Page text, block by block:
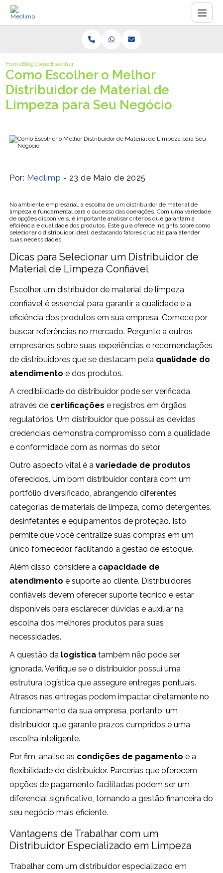
HomeBlogComo Escolher o Melhor Distribuidor de Material de Limpeza para
Como Escolher o Melhor
Distribuidor de Material de
Limpeza para Seu Negócio
Por: Medlimp - 23 de Maio de 2025
No ambiente empresarial, a escolha de um distribuidor de material de
limpeza é fundamental para o sucesso das operações. Com uma variedade
de opções disponíveis, é importante analisar critérios que garantam a
eficiência e qualidade dos produtos. Este guia oferece insights sobre como
selecionar o distribuidor ideal, destacando fatores cruciais para atender
suas necessidades.
Dicas para Selecionar um Distribuidor de
Material de Limpeza Confiável
Escolher um distribuidor de material de limpeza
confiável é essencial para garantir a qualidade e a
eficiência dos produtos em sua empresa. Comece por
buscar referências no mercado. Pergunte a outros
empresários sobre suas experiências e recomendações
de distribuidores que se destacam pela qualidade do
atendimento e dos produtos.
A credibilidade do distribuidor pode ser verificada
através de certificações e registros em órgãos
regulatórios. Um distribuidor que possui as devidas
credenciais demonstra compromisso com a qualidade
e conformidade com as normas do setor.
Outro aspecto vital é avariedade de produtos
oferecidos. Um bom distribuidor contará com um
portfólio diversificado, abrangendo diferentes
categorias de materiais de limpeza, como detergentes,
desinfetantes e equipamentos de proteção. Isto
permite que você centralize suas compras em um
único fornecedor, facilitando a gestão de estoque.
Além disso, considere a capacidade de
atendimento e suporte ao cliente. Distribuidores
confiáveis devem oferecer suporte técnico e estar
disponíveis para esclarecer dúvidas e auxiliar na
escolha dos melhores produtos para suas
necessidades.
A questão da logística também não pode ser
ignorada. Verifique se o distribuidor possui uma
estrutura logística que assegure entregas pontuais.
Atrasos nas entregas podem impactar diretamente no
funcionamento da sua empresa, portanto, um
distribuidor que garante prazos cumpridos é uma
escolha inteligente.
Por fim, analise as condições de pagamento e a
flexibilidade do distribuidor. Parcerias que oferecem
opções de pagamento facilitadas podem ser um
diferencial significativo, tornando a gestão financeira do
seu negócio mais eficiente.
Vantagens de Trabalhar com um
Distribuidor Especializado em Limpeza
Trabalhar com um distribuidor especializado em